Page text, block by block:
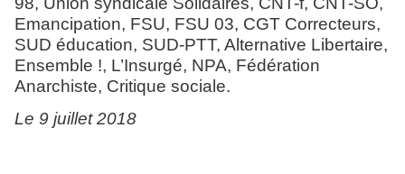
Emancipation, FSU, FSU 03, CGT Correcteurs,
SUD éducation, SUD-PTT, Alternative Libertaire,
Ensemble !, L’Insurgé, NPA, Fédération
Anarchiste, Critique sociale.
Le 9 juillet 2018